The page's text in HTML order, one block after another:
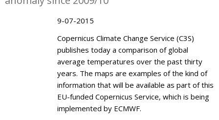
9-07-2015
Copernicus Climate Change Service (C3S)
publishes today a comparison of global
average temperatures over the past thirty
years. The maps are examples of the kind of
information that will be available as part of this
EU-funded Copernicus Service, which is being
implemented by ECMWF.